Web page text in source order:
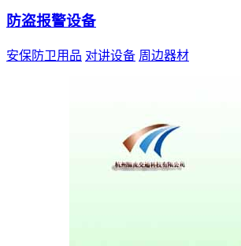
防盗报警设备
安保防卫用品 对讲设备 周边器材